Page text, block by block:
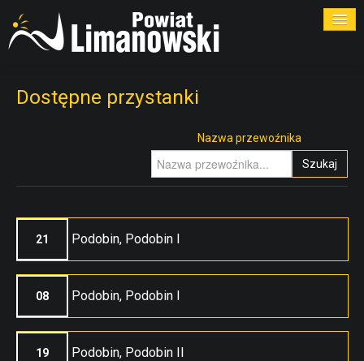
Dostępne przystanki
Nazwa przewoźnika
Szukaj
21 Podobin, Podobin I
08 Podobin, Podobin I
19 Podobin, Podobin II